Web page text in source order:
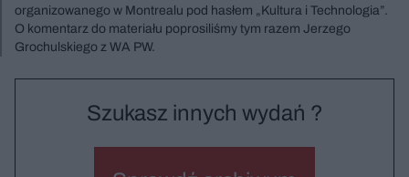
organizowanego w Montrealu pod hasłem „Kultura i Technologia”.
O komentarz do materiału poprosiliśmy tym razem Jerzego
Grochulskiego z WA PW.
Szukasz innych wydań ?